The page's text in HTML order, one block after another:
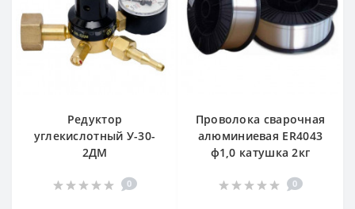
Редуктор
углекислотный У-30-
2ДМ
0
Проволока сварочная
алюминиевая ER4043
ф1,0 катушка 2кг
0